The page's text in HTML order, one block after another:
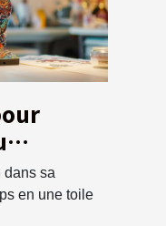
dans sa
en une toile